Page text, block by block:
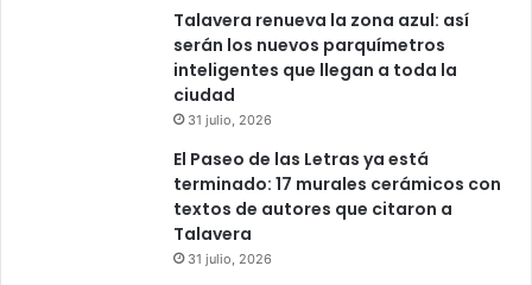
Talavera renueva la zona azul: así
serán los nuevos parquímetros
inteligentes que llegan a toda la
ciudad
31 julio, 2026
El Paseo de las Letras ya está
terminado: 17 murales cerámicos con
textos de autores que citaron a
Talavera
31 julio, 2026